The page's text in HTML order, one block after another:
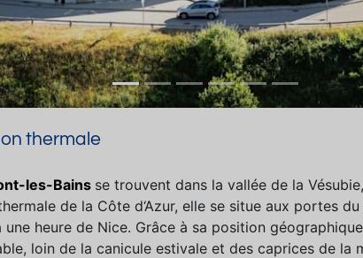
thermale
les-Bains se trouvent dans la vallée de la
de la Côte d‘Azur, elle se situe aux portes
heure de Nice. Grâce à sa position
loin de la canicule estivale et des caprices de la